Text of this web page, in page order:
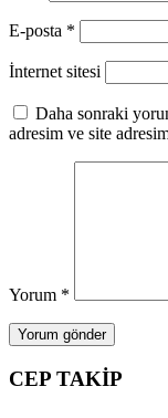
E-posta *
İnternet sitesi
Daha sonraki
adresim ve site
Yorum *
CEP TAKİP